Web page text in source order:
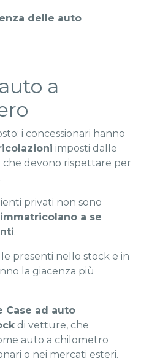
delle auto
a
i concessionari hanno
imposti dalle
che devono rispettare per
privati non sono
immatricolano a se
.
presenti nello stock e in
la giacenza più
Case ad auto
di vetture, che
auto a chilometro
o nei mercati esteri.